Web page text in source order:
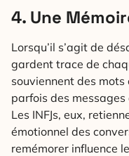
4. Une
Lorsqu’il s’agit de
gardent trace de
souviennent des
parfois des
Les INFJs, eux,
émotionnel des
remémorer influence